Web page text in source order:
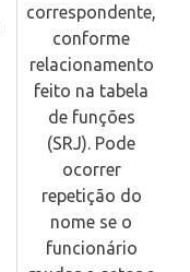
correspondente,
conforme
relacionamento
feito na tabela
de funções
(SRJ). Pode
ocorrer
repetição do
nome se o
funcionário